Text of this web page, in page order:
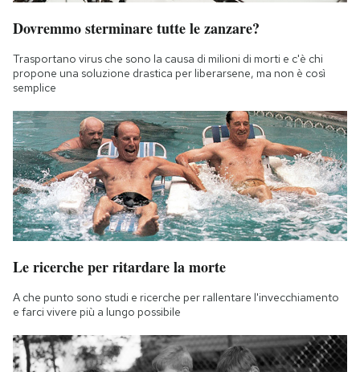
Dovremmo sterminare tutte le zanzare?
Trasportano virus che sono la causa di milioni di morti e c'è chi
propone una soluzione drastica per liberarsene, ma non è così
semplice
Le ricerche per ritardare la morte
A che punto sono studi e ricerche per rallentare l'invecchiamento
e farci vivere più a lungo possibile